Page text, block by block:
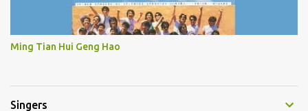
Ming Tian Hui Geng Hao
Singers